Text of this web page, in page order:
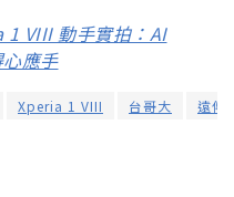
VIII 動手實拍：AI
應手
Xperia 1 VIII 台哥大 遠傳